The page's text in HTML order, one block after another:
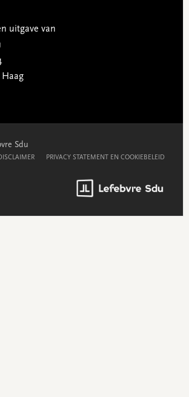
uitgave van
Haag
Sdu
PRIVACY STATEMENT EN COOKIEBELEID